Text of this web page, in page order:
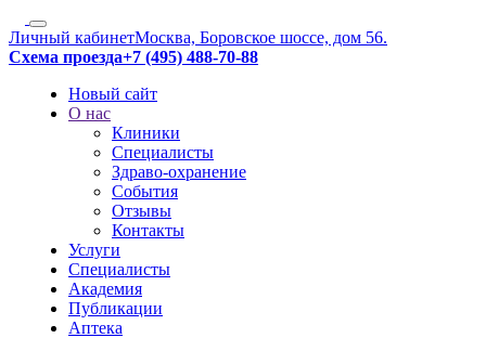
Личный кабинетМосква, Боровское шоссе, дом 56.
Схема проезда+7 (495) 488-70-88
Новый сайт
О нас
Клиники
Специалисты
Здраво-охранение
События
Отзывы
Контакты
Услуги
Специалисты
Академия
Публикации
Аптека